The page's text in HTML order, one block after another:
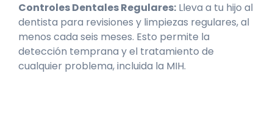
Controles Dentales Regulares: Lleva a tu hijo al
dentista para revisiones y limpiezas regulares, al
menos cada seis meses. Esto permite la
detección temprana y el tratamiento de
cualquier problema, incluida la MIH.